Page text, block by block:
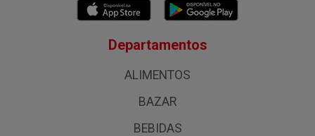
Departamentos
ALIMENTOS
BAZAR
BEBIDAS